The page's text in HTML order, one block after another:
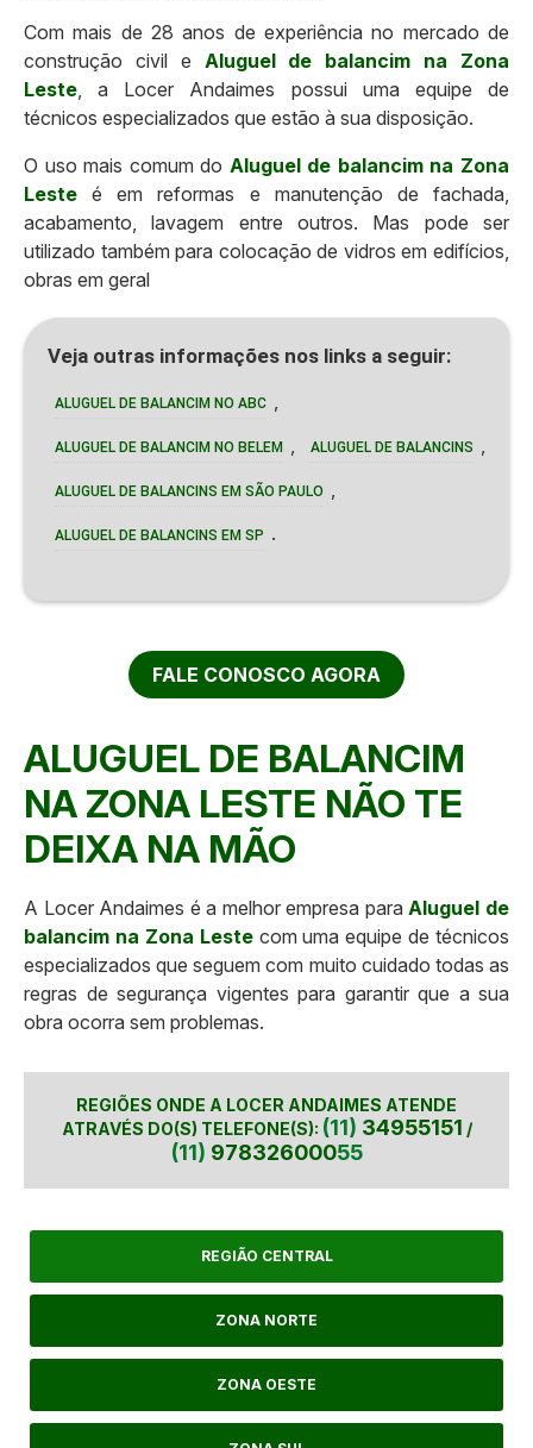
Com mais de 28 anos de experiência no mercado de
construção civil e Aluguel de balancim na Zona
Leste , a Locer Andaimes possui uma equipe de
técnicos especializados que estão à sua disposição.
O uso mais comum do Aluguel de balancim na Zona
Leste é em reformas e manutenção de fachada,
acabamento, lavagem entre outros. Mas pode ser
utilizado também para colocação de vidros em edifícios,
obras em geral
Veja outras informações nos links a seguir:
ALUGUEL DE BALANCIM NO ABC
ALUGUEL DE BALANCIM NO BELEM ALUGUEL DE BALANCINS
ALUGUEL DE BALANCINS EM SÃO PAULO
ALUGUEL DE BALANCINS EM SP .
FALE CONOSCO AGORA
ALUGUEL DE BALANCIM
NA ZONA LESTE NÃO TE
DEIXA NA MÃO
A Locer Andaimes é a melhor empresa para Aluguel de
balancim na Zona Lestecom uma equipe de técnicos
especializados que seguem com muito cuidado todas as
regras de segurança vigentes para garantir que a sua
obra ocorra sem problemas.
REGIÕES ONDE A LOCER ANDAIMES ATENDE
ATRAVÉS DO(S) TELEFONE(S): (11) 34955151 /
(11) 97832600055
REGIÃO CENTRAL
ZONA NORTE
ZONA OESTE